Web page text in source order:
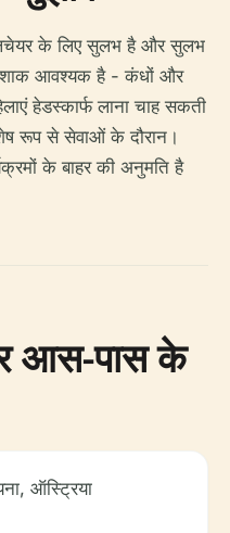
के लिए सुलभ है और सुलभ
आवश्यक है - कंधों और
हेडस्कार्फ लाना चाह सकती
रूप से सेवाओं के दौरान।
के बाहर की अनुमति है
आस-पास के
ऑस्ट्रिया